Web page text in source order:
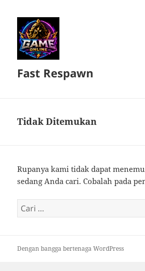
Fast Respawn
Tidak Ditemukan
Rupanya kami tidak dapat
sedang Anda cari. Cobalah pada
Cari
untuk:
Dengan bangga bertenaga WordPress